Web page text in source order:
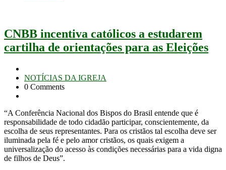
CNBB incentiva católicos a estudarem
cartilha de orientações para as Eleições
NOTÍCIAS DA IGREJA
0 Comments
“A Conferência Nacional dos Bispos do Brasil entende que é
responsabilidade de todo cidadão participar, conscientemente, da
escolha de seus representantes. Para os cristãos tal escolha deve ser
iluminada pela fé e pelo amor cristãos, os quais exigem a
universalização do acesso às condições necessárias para a vida digna
de filhos de Deus”.